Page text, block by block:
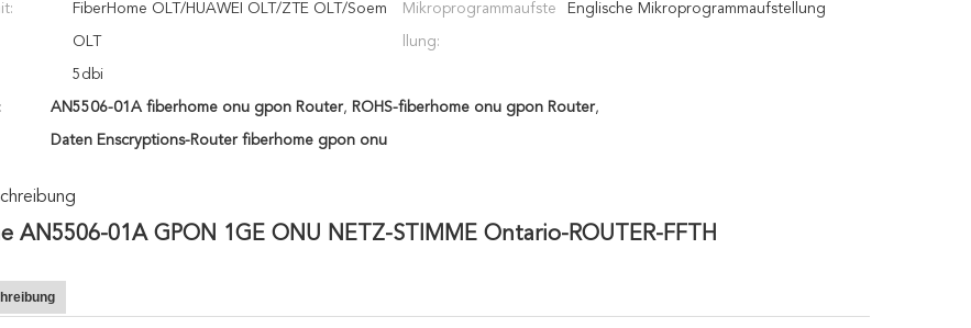
FiberHome OLT/HUAWEI OLT/ZTE OLT/Soem
OLT
Mikroprogrammaufste
llung:
Englische Mikroprogrammaufstellung
5dbi
AN5506-01A fiberhome onu gpon Router, ROHS-fiberhome onu gpon Router,
Daten Enscryptions-Router fiberhome gpon onu
AN5506-01A GPON 1GE ONU NETZ-STIMME Ontario-ROUTER-FFTH